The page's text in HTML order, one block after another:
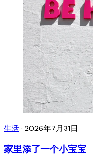
生活· 2026年7月31日
家里添了一个小宝宝